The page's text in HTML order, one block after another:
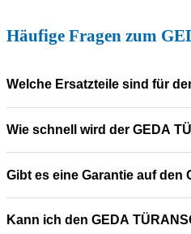
Häufige Fragen zum
Welche Ersatzteile sind für
Wie schnell wird der GEDA
Gibt es eine Garantie auf den
Kann ich den GEDA